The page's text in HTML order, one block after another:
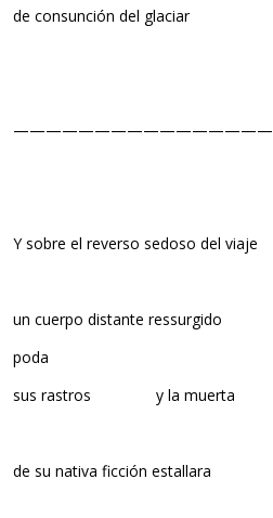
de consunción del glaciar
————————————————
Y sobre el reverso sedoso del viaje
un cuerpo distante ressurgido
poda
sus rastros y la muerta
de su nativa ficción estallara